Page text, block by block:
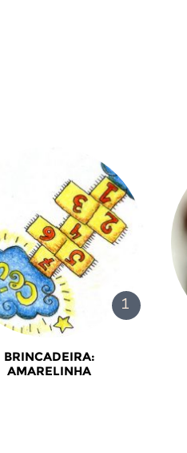
BRINCADEIRA:
AMARELINHA